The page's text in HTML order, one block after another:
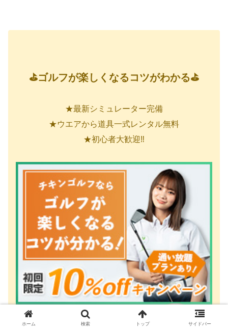
⛳ゴルフが楽しくなるコツがわかる⛳
★最新シミュレーター完備
★ウエアから道具一式レンタル無料
★初心者大歓迎‼
ホーム 検索 トップ サイドバー